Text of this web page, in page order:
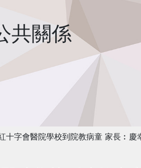
共關係
十字會醫院學校到院教病童 家長︰慶